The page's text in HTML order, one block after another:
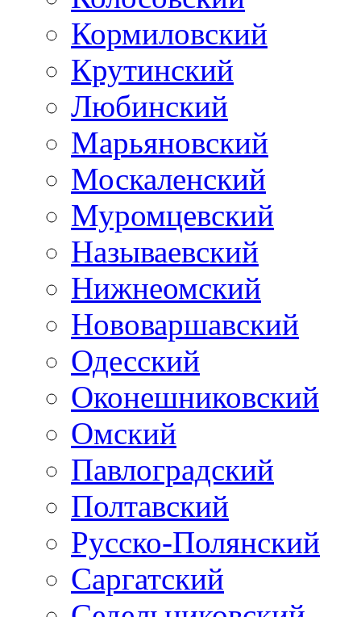
Кормиловский
Крутинский
Любинский
Марьяновский
Москаленский
Муромцевский
Называевский
Нижнеомский
Нововаршавский
Одесский
Оконешниковский
Омский
Павлоградский
Полтавский
Русско-Полянский
Саргатский